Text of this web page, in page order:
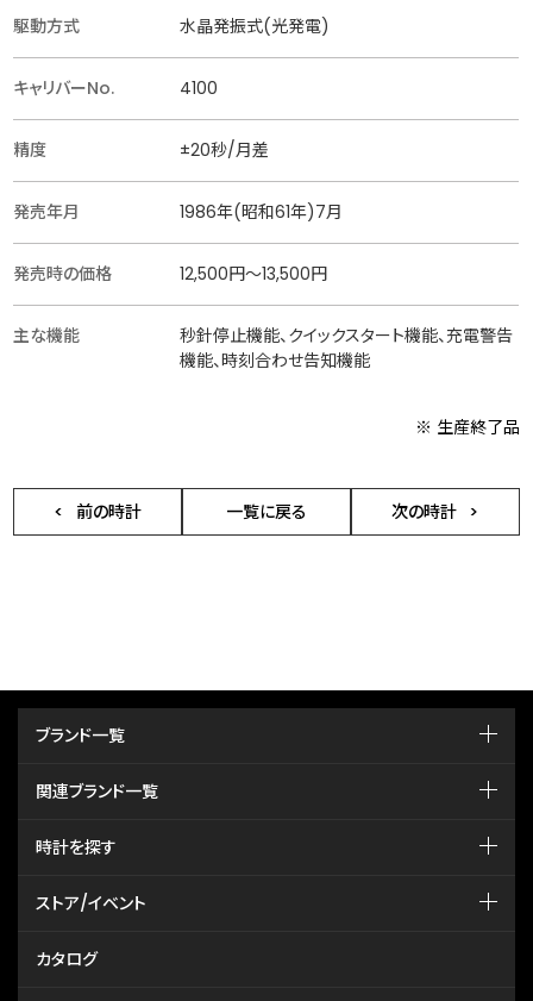
駆動方式 水晶発振式(光発電)
キャリバーNo. 4100
精度 ±20秒/月差
発売年月 1986年(昭和61年)7月
発売時の価格 12,500円〜13,500円
主な機能
秒針停止機能、クイックスタート機能、充電警告
機能、時刻合わせ告知機能
※ 生産終了品
前の時計 一覧に戻る 次の時計
ブランド一覧
関連ブランド一覧
時計を探す
ストア/イベント
カタログ